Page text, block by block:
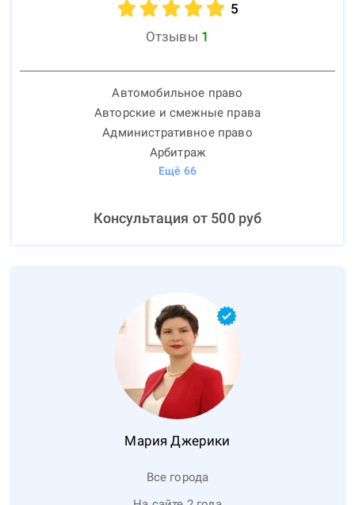
5
Отзывы 1
Автомобильное право
Авторские и смежные права
Административное право
Арбитраж
Ещё 66
Консультация от 500руб
Мария Джерики
Все города